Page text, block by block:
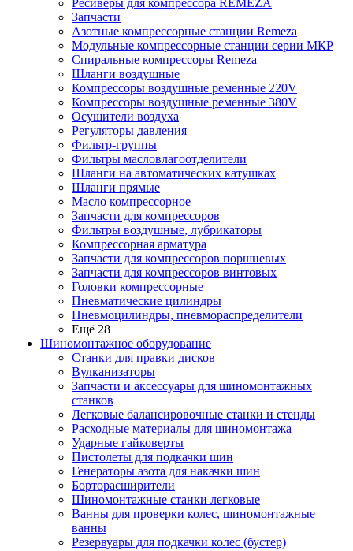
Ресиверы для компрессора REMEZA
Запчасти
Азотные компрессорные станции Remeza
Модульные компрессорные станции серии МКР
Спиральные компрессоры Remeza
Шланги воздушные
Компрессоры воздушные ременные 220V
Компрессоры воздушные ременные 380V
Осушители воздуха
Регуляторы давления
Фильтр-группы
Фильтры масловлагоотделители
Шланги на автоматических катушках
Шланги прямые
Масло компрессорное
Запчасти для компрессоров
Фильтры воздушные, лубрикаторы
Компрессорная арматура
Запчасти для компрессоров поршневых
Запчасти для компрессоров винтовых
Головки компрессорные
Пневматические цилиндры
Пневмоцилиндры, пневмораспределители
Ещё 28
Шиномонтажное оборудование
Станки для правки дисков
Вулканизаторы
Запчасти и аксессуары для шиномонтажных
станков
Легковые балансировочные станки и стенды
Расходные материалы для шиномонтажа
Ударные гайковерты
Пистолеты для подкачки шин
Генераторы азота для накачки шин
Борторасширители
Шиномонтажные станки легковые
Ванны для проверки колес, шиномонтажные
ванны
Резервуары для подкачки колес (бустер)